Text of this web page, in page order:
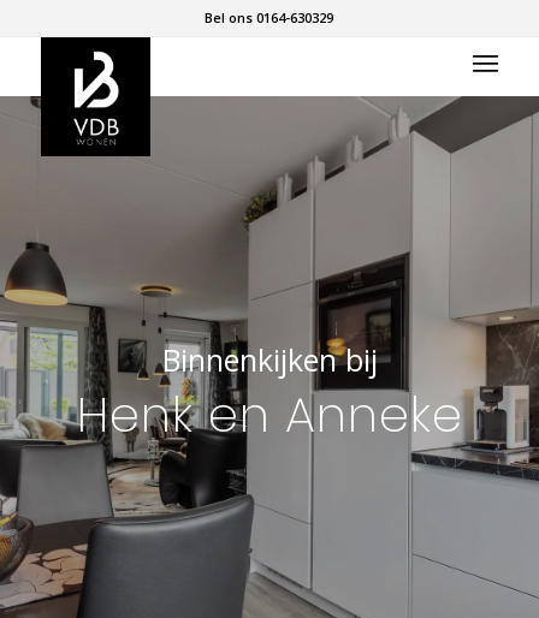
Bel ons 0164-630329
Binnenkijken bij
Henk en Anneke